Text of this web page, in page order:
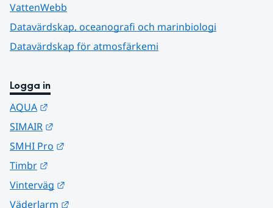
VattenWebb
Datavärdskap, oceanografi och marinbiologi
Datavärdskap för atmosfärkemi
Logga in
AQUA
SIMAIR
SMHI Pro
Timbr
Vinterväg
Väderlarm